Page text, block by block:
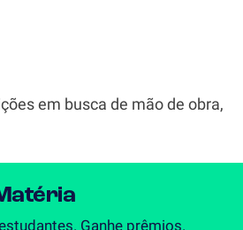
em busca de mão de obra,
Ganhe prêmios.